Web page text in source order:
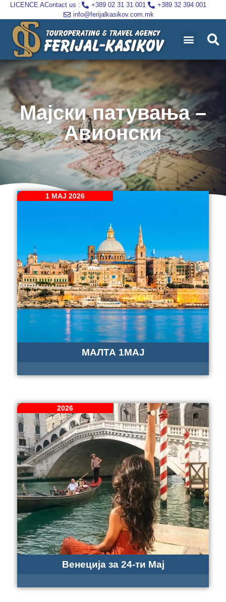
LICENCE AContact us : +389 02 31 31 001
+389 32 394 001
info@ferijalkasikov.com.mk
Мајски патувања –
Авионски
1 МАЈ 2026
МАЛТА 1МАЈ
2026
Венеција за 24-ти Мај